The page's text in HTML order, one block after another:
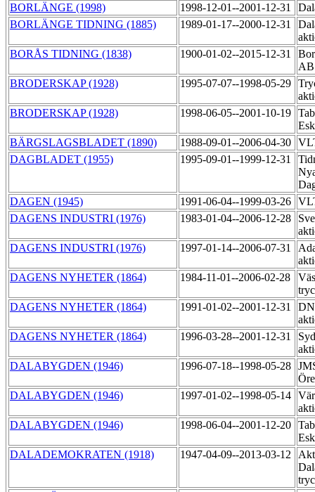
BORLÄNGE (1998)
1998-12-01--2001-12-31
BORLÄNGE TIDNING (1885)
1989-01-17--2000-12-31
BORÅS TIDNING (1838)
1900-01-02--2015-12-31
BRODERSKAP (1928)
1995-07-07--1998-05-29
BRODERSKAP (1928)
1998-06-05--2001-10-19
BÄRGSLAGSBLADET (1890)
1988-09-01--2006-04-30
DAGBLADET (1955)
1995-09-01--1999-12-31
DAGEN (1945)
1991-06-04--1999-03-26
DAGENS INDUSTRI (1976)
1983-01-04--2006-12-28
DAGENS INDUSTRI (1976)
1997-01-14--2006-07-31
DAGENS NYHETER (1864)
1984-11-01--2006-02-28
DAGENS NYHETER (1864)
1991-01-02--2001-12-31
DAGENS NYHETER (1864)
1996-03-28--2001-12-31
DALABYGDEN (1946)
1996-07-18--1998-05-28
DALABYGDEN (1946)
1997-01-02--1998-05-14
DALABYGDEN (1946)
1998-06-04--2001-12-20
DALADEMOKRATEN (1918)
1947-04-09--2013-03-12